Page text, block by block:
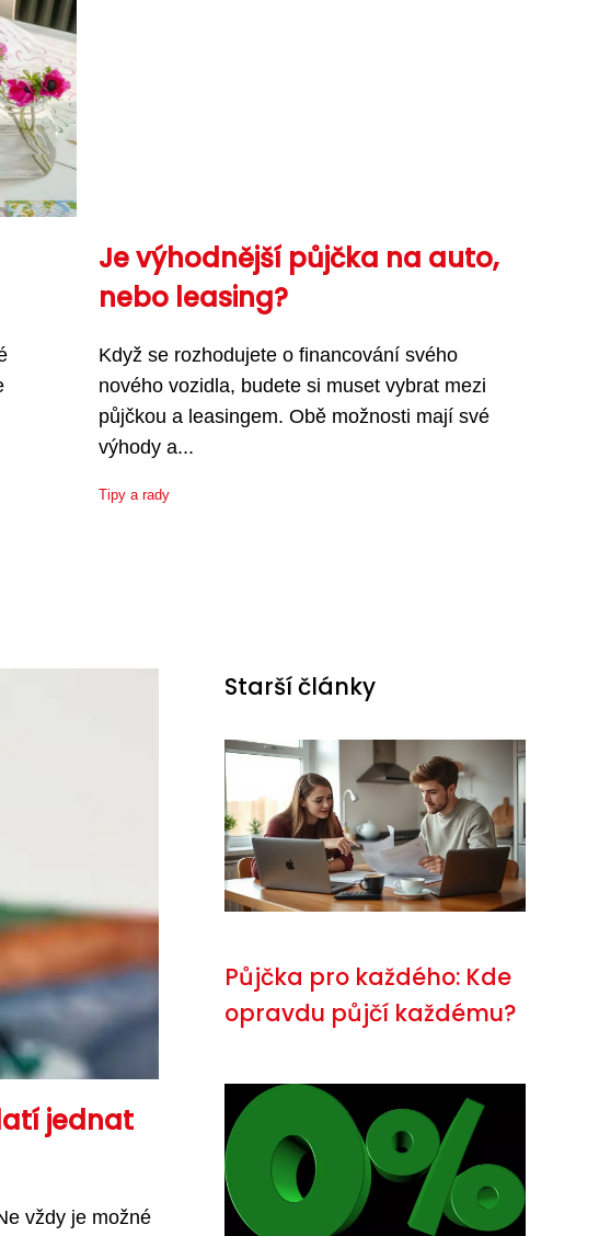
Je výhodnější půjčka na auto,
nebo leasing?
Když se rozhodujete o financování svého
nového vozidla, budete si muset vybrat mezi
půjčkou a leasingem. Obě možnosti mají své
výhody a...
Tipy a rady
jednat
vždy je možné
Starší články
Půjčka pro každého: Kde
opravdu půjčí každému?